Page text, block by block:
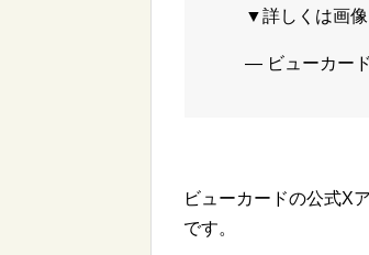
▼詳しくは画像
— ビューカー
ビューカードの公式X
です。